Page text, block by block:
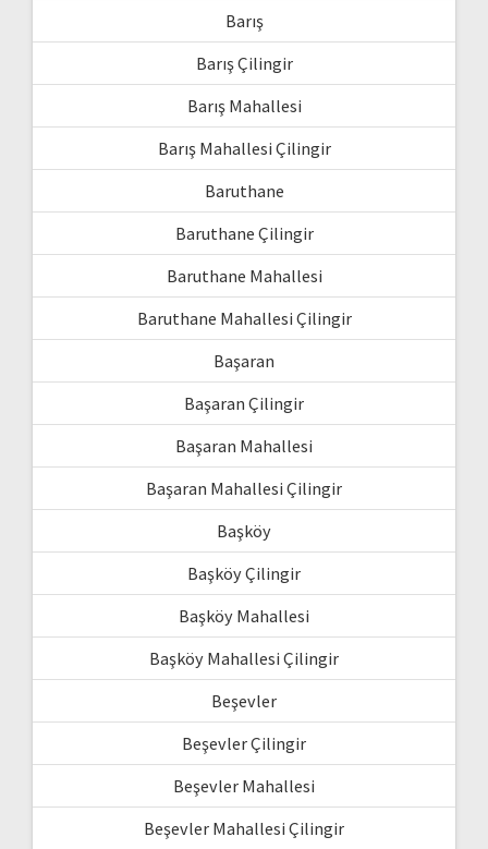
Barış
Barış Çilingir
Barış Mahallesi
Barış Mahallesi Çilingir
Baruthane
Baruthane Çilingir
Baruthane Mahallesi
Baruthane Mahallesi Çilingir
Başaran
Başaran Çilingir
Başaran Mahallesi
Başaran Mahallesi Çilingir
Başköy
Başköy Çilingir
Başköy Mahallesi
Başköy Mahallesi Çilingir
Beşevler
Beşevler Çilingir
Beşevler Mahallesi
Beşevler Mahallesi Çilingir